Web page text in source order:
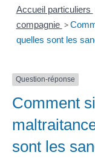
Accueil particuliers
compagnie >
quelles sont les
Question-réponse
Comment
sont les